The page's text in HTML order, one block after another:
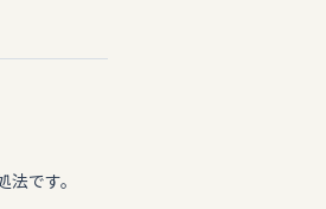
です。